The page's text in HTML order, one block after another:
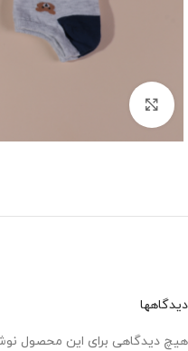
دیدگاهها
هیچ دیدگاهی برای این محصول